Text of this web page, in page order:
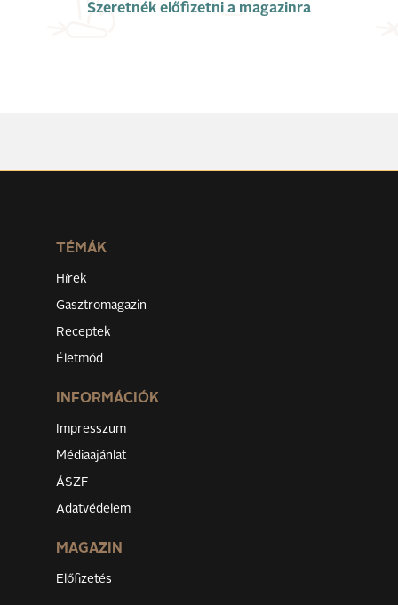
Szeretnék előfizetni a magazinra
TÉMÁK
Hírek
Gasztromagazin
Receptek
Életmód
INFORMÁCIÓK
Impresszum
Médiaajánlat
ÁSZF
Adatvédelem
MAGAZIN
Előfizetés